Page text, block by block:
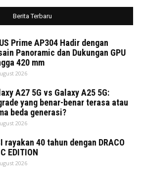
Berita Terbaru
Prime AP304 Hadir dengan
Panoramic dan Dukungan GPU
420 mm
2026
A27 5G vs Galaxy A25 5G:
yang benar-benar terasa atau
beda generasi?
2026
rayakan 40 tahun dengan DRACO
EDITION
2026